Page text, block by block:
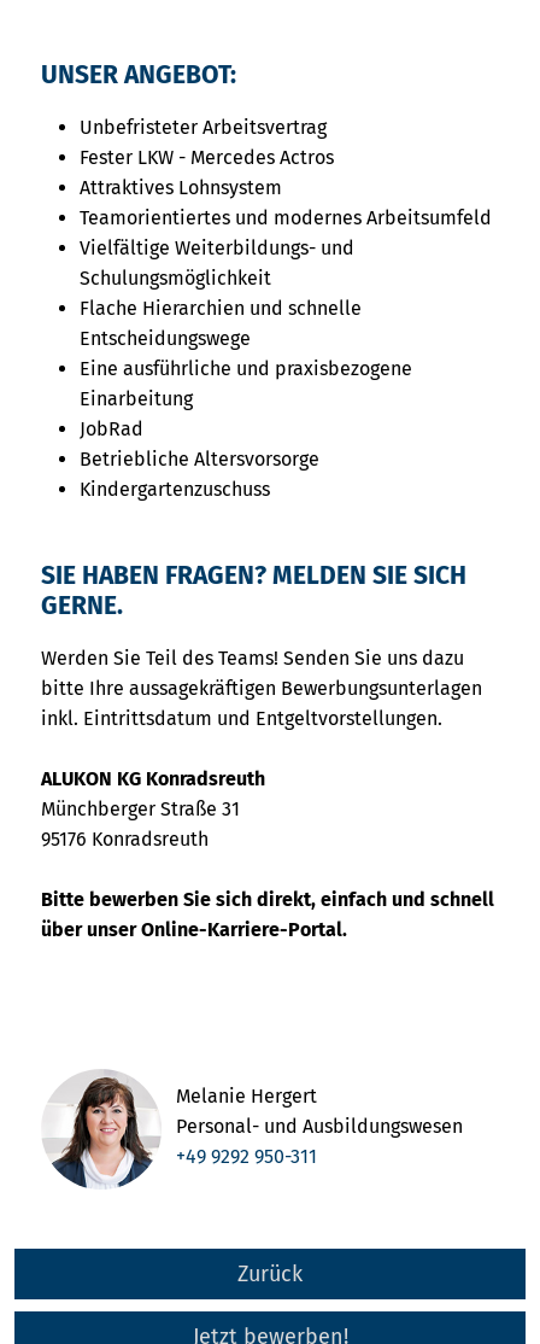
UNSER ANGEBOT:
Unbefristeter Arbeitsvertrag
Fester LKW - Mercedes Actros
Attraktives Lohnsystem
Teamorientiertes und modernes Arbeitsumfeld
Vielfältige Weiterbildungs- und
Schulungsmöglichkeit
Flache Hierarchien und schnelle
Entscheidungswege
Eine ausführliche und praxisbezogene
Einarbeitung
JobRad
Betriebliche Altersvorsorge
Kindergartenzuschuss
SIE HABEN FRAGEN? MELDEN SIE SICH
GERNE.
Werden Sie Teil des Teams! Senden Sie uns dazu
bitte Ihre aussagekräftigen Bewerbungsunterlagen
inkl. Eintrittsdatum und Entgeltvorstellungen.
ALUKON KG Konradsreuth
Münchberger Straße 31
95176 Konradsreuth
Bitte bewerben Sie sich direkt, einfach und schnell
über unser Online-Karriere-Portal.
Melanie Hergert
Personal- und Ausbildungswesen
+49 9292 950-311
Zurück
Jetzt bewerben!